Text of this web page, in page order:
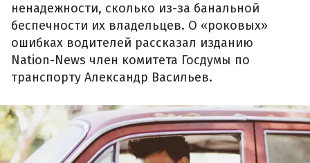
ненадежности, сколько из-за банальной
беспечности их владельцев. О «роковых»
ошибках водителей рассказал изданию
Nation-News член комитета Госдумы по
транспорту Александр Васильев.